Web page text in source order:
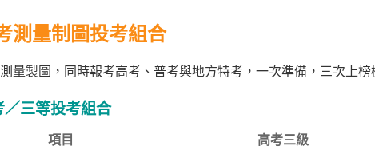
測量制圖投考組合
量製圖，同時報考高考、普考與地方特考，一次準備，三次上榜
／三等投考組合
項目 高考三級